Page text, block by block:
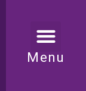
Menu